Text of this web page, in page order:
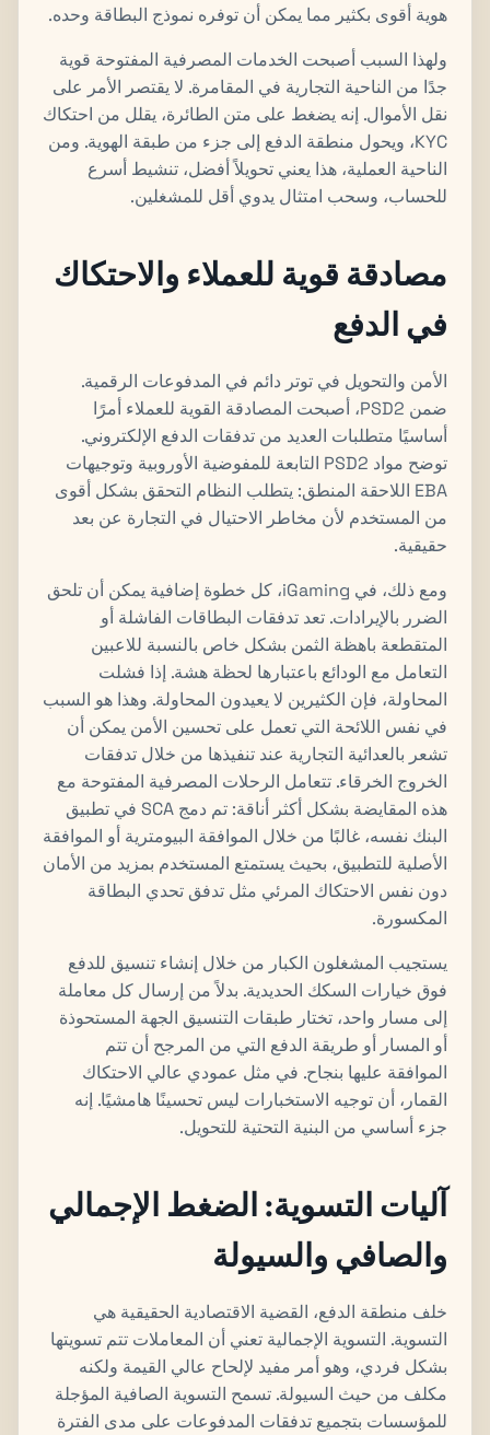
هوية أقوى بكثير مما يمكن أن توفره نموذج البطاقة وحده.
ولهذا السبب أصبحت الخدمات المصرفية المفتوحة قوية
جدًا من الناحية التجارية في المقامرة. لا يقتصر الأمر على
نقل الأموال. إنه يضغط على متن الطائرة، يقلل من احتكاك
KYC، ويحول منطقة الدفع إلى جزء من طبقة الهوية. ومن
الناحية العملية، هذا يعني تحويلاً أفضل، تنشيط أسرع
للحساب، وسحب امتثال يدوي أقل للمشغلين.
مصادقة قوية للعملاء والاحتكاك
في الدفع
الأمن والتحويل في توتر دائم في المدفوعات الرقمية.
ضمن PSD2، أصبحت المصادقة القوية للعملاء أمرًا
أساسيًا متطلبات العديد من تدفقات الدفع الإلكتروني.
توضح مواد PSD2 التابعة للمفوضية الأوروبية وتوجيهات
EBA اللاحقة المنطق: يتطلب النظام التحقق بشكل أقوى
من المستخدم لأن مخاطر الاحتيال في التجارة عن بعد
حقيقية.
ومع ذلك، في iGaming، كل خطوة إضافية يمكن أن تلحق
الضرر بالإيرادات. تعد تدفقات البطاقات الفاشلة أو
المتقطعة باهظة الثمن بشكل خاص بالنسبة للاعبين
التعامل مع الودائع باعتبارها لحظة هشة. إذا فشلت
المحاولة، فإن الكثيرين لا يعيدون المحاولة. وهذا هو السبب
في نفس اللائحة التي تعمل على تحسين الأمن يمكن أن
تشعر بالعدائية التجارية عند تنفيذها من خلال تدفقات
الخروج الخرقاء. تتعامل الرحلات المصرفية المفتوحة مع
هذه المقايضة بشكل أكثر أناقة: تم دمج SCA في تطبيق
البنك نفسه، غالبًا من خلال الموافقة البيومترية أو الموافقة
الأصلية للتطبيق، بحيث يستمتع المستخدم بمزيد من الأمان
دون نفس الاحتكاك المرئي مثل تدفق تحدي البطاقة
المكسورة.
يستجيب المشغلون الكبار من خلال إنشاء تنسيق للدفع
فوق خيارات السكك الحديدية. بدلاً من إرسال كل معاملة
إلى مسار واحد، تختار طبقات التنسيق الجهة المستحوذة
أو المسار أو طريقة الدفع التي من المرجح أن تتم
الموافقة عليها بنجاح. في مثل عمودي عالي الاحتكاك
القمار، أن توجيه الاستخبارات ليس تحسينًا هامشيًا. إنه
جزء أساسي من البنية التحتية للتحويل.
آليات التسوية: الضغط الإجمالي
والصافي والسيولة
خلف منطقة الدفع، القضية الاقتصادية الحقيقية هي
التسوية. التسوية الإجمالية تعني أن المعاملات تتم تسويتها
بشكل فردي، وهو أمر مفيد لإلحاح عالي القيمة ولكنه
مكلف من حيث السيولة. تسمح التسوية الصافية المؤجلة
للمؤسسات بتجميع تدفقات المدفوعات على مدى الفترة